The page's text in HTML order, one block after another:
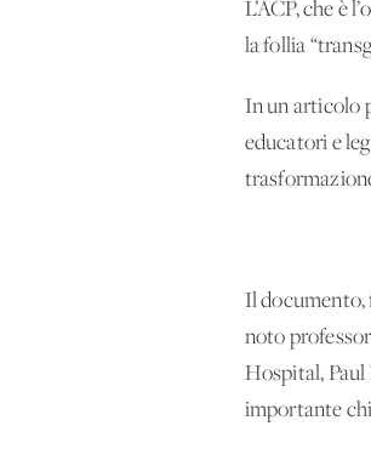
L’ACP, che è
la follia
In un articolo
educatori e
Il documento,
noto
Hospital, Paul
importante